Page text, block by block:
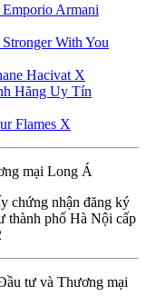
Armani
With You
Hacivat X
Hãng Uy Tín
Flames X
mại Long Á
chứng nhận đăng ký
thành phố Hà Nội cấp
tư và Thương mại